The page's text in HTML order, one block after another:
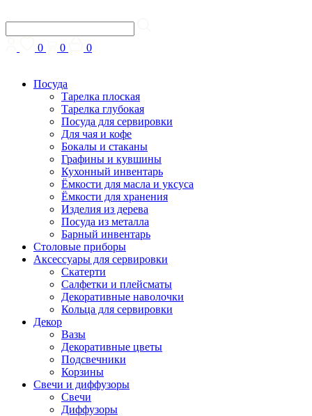
0 0 0
Посуда
Тарелка плоская
Тарелка глубокая
Посуда для сервировки
Для чая и кофе
Бокалы и стаканы
Графины и кувшины
Кухонный инвентарь
Ёмкости для масла и уксуса
Ёмкости для хранения
Изделия из дерева
Посуда из металла
Барный инвентарь
Столовые приборы
Аксессуары для сервировки
Скатерти
Cалфетки и плейсматы
Декоративные наволочки
Кольца для сервировки
Декор
Вазы
Декоративные цветы
Подсвечники
Корзины
Свечи и диффузоры
Свечи
Диффузоры